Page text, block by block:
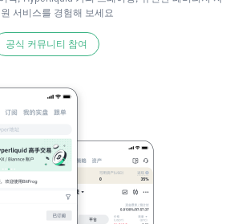
서비스를 경험해 보세요
공식 커뮤니티 참여